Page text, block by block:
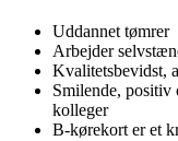
Uddannet tømrer
Arbejder
Kvalitetsbevidst,
Smilende, positiv
kolleger
B-kørekort er et